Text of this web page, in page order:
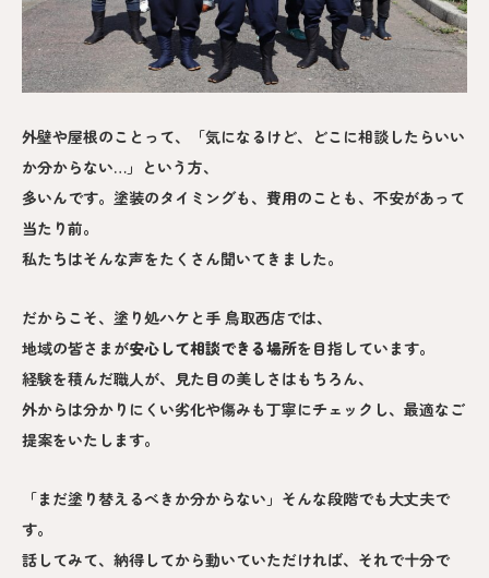
外壁や屋根のことって、「気になるけど、どこに相談したらいい
か分からない…」という方、
多いんです。塗装のタイミングも、費用のことも、不安があって
当たり前。
私たちはそんな声をたくさん聞いてきました。
だからこそ、塗り処ハケと手 鳥取西店では、
地域の皆さまが安心して相談できる場所を目指しています。
経験を積んだ職人が、見た目の美しさはもちろん、
外からは分かりにくい劣化や傷みも丁寧にチェックし、最適なご
提案をいたします。
「まだ塗り替えるべきか分からない」そんな段階でも大丈夫で
す。
話してみて、納得してから動いていただければ、それで十分で